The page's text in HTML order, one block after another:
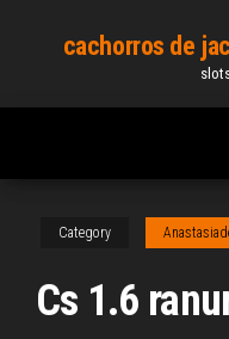
content
cachorros de
Category
Cs 1.6